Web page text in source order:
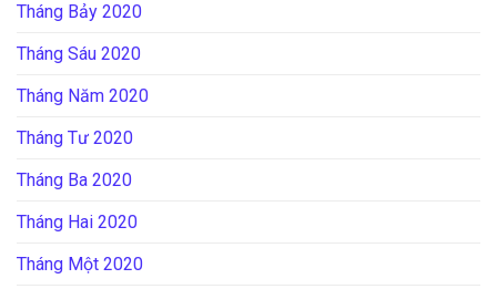
Tháng Bảy 2020
Tháng Sáu 2020
Tháng Năm 2020
Tháng Tư 2020
Tháng Ba 2020
Tháng Hai 2020
Tháng Một 2020